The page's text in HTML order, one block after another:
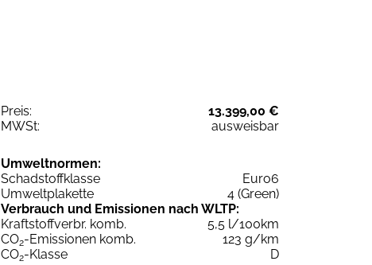
Preis:
13.399,00 €
MWSt:
ausweisbar
Umweltnormen:
Schadstoffklasse
Euro6
Umweltplakette
4 (Green)
Verbrauch und Emissionen nach WLTP:
Kraftstoffverbr. komb.
5,5 l/100km
CO2-Emissionen komb.
123 g/km
CO2-Klasse
D